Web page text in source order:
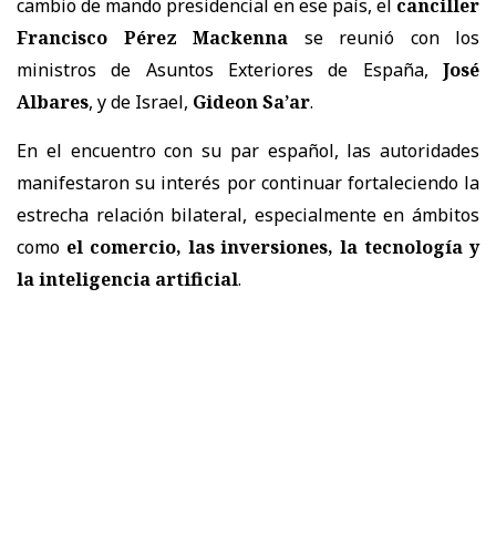
cambio de mando presidencial en ese país, el canciller
Francisco Pérez Mackenna se reunió con los
ministros de Asuntos Exteriores de España, José
Albares, y de Israel, Gideon Sa’ar.
En el encuentro con su par español, las autoridades
manifestaron su interés por continuar fortaleciendo la
estrecha relación bilateral, especialmente en ámbitos
como el comercio, las inversiones, la tecnología y
la inteligencia artificial.